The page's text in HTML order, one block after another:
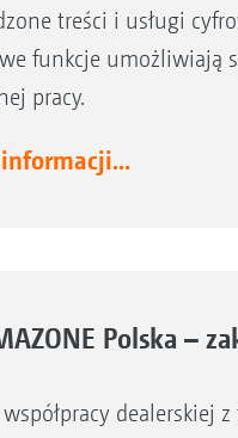
treści i usługi
funkcje umożliwiają
pracy.
Polska –
dealerskiej